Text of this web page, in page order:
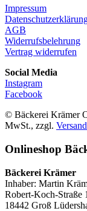
Impressum
AGB
Widerrufsbelehrung
Vertrag widerrufen
Social Media
Instagram
Facebook
© Bäckerei Krämer
MwSt., zzgl.
Onlineshop
Bäckerei Krämer
Inhaber: Martin
Robert-Koch-Straße
18442 Groß